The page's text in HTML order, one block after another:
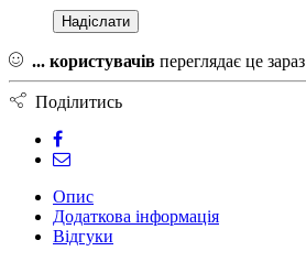
... користувачів переглядає це зараз
Поділитись
Опис
Додаткова інформація
Відгуки